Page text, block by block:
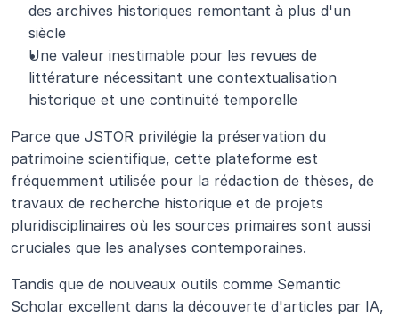
des archives historiques remontant à plus d'un
siècle
Une valeur inestimable pour les revues de
littérature nécessitant une contextualisation
historique et une continuité temporelle
Parce que JSTOR privilégie la préservation du
patrimoine scientifique, cette plateforme est
fréquemment utilisée pour la rédaction de thèses, de
travaux de recherche historique et de projets
pluridisciplinaires où les sources primaires sont aussi
cruciales que les analyses contemporaines.
Tandis que de nouveaux outils comme Semantic
Scholar excellent dans la découverte d'articles par IA,